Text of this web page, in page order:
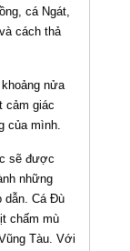
cá Ngát,
cách thả
nửa
cảm giác
của mình.
sẽ được
những
dẫn. Cá Đù
chấm mù
Tàu. Với